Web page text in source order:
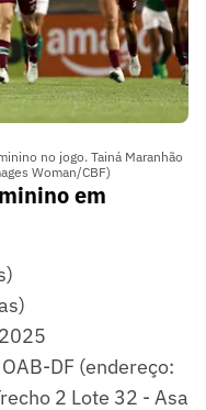
no jogo. Tainá Maranhão
Woman/CBF)
em
DF (endereço:
2 Lote 32 - Asa